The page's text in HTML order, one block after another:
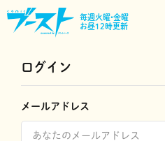
毎週火曜•金曜
お昼12時更新
ログイン
メールアドレス